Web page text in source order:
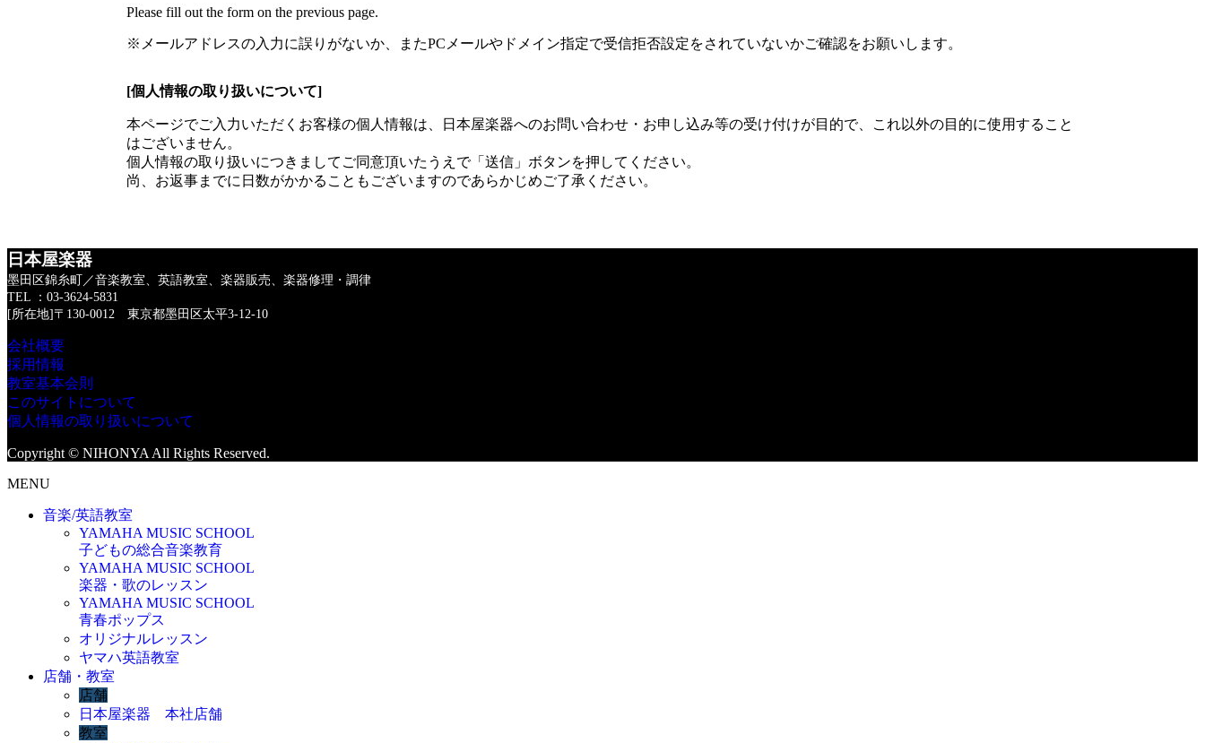
※メールアドレスの入力に誤りがないか、またPCメールやドメイン指定で受信拒否設定をされていないかご確認をお願いします。
[個人情報の取り扱いについて]
本ページでご入力いただくお客様の個人情報は、日本屋楽器へのお問い合わせ・お申し込み等の受け付けが目的で、これ以外の目的に使用すること
はございません。
個人情報の取り扱いにつきましてご同意頂いたうえで「送信」ボタンを押してください。
尚、お返事までに日数がかかることもございますのであらかじめご了承ください。
日本屋楽器
墨田区錦糸町／音楽教室、英語教室、楽器販売、楽器修理・調律
TEL ：03-3624-5831
[所在地]〒130-0012　東京都墨田区太平3-12-10
会社概要
採用情報
教室基本会則
このサイトについて
個人情報の取り扱いについて
Copyright © NIHONYA All Rights Reserved.
MENU
音楽/英語教室
YAMAHA MUSIC SCHOOL
子どもの総合音楽教育
YAMAHA MUSIC SCHOOL
楽器・歌のレッスン
YAMAHA MUSIC SCHOOL
青春ポップス
オリジナルレッスン
ヤマハ英語教室
店舗・教室
店舗
日本屋楽器 本社店舗
教室